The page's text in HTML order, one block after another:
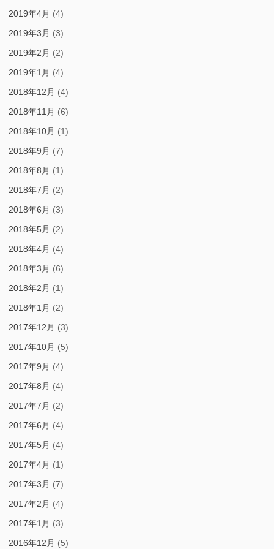
2019年4月 (4)
2019年3月 (3)
2019年2月 (2)
2019年1月 (4)
2018年12月 (4)
2018年11月 (6)
2018年10月 (1)
2018年9月 (7)
2018年8月 (1)
2018年7月 (2)
2018年6月 (3)
2018年5月 (2)
2018年4月 (4)
2018年3月 (6)
2018年2月 (1)
2018年1月 (2)
2017年12月 (3)
2017年10月 (5)
2017年9月 (4)
2017年8月 (4)
2017年7月 (2)
2017年6月 (4)
2017年5月 (4)
2017年4月 (1)
2017年3月 (7)
2017年2月 (4)
2017年1月 (3)
2016年12月 (5)